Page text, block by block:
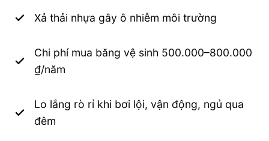
Xả thải nhựa gây ô nhiễm môi trường
Chi phí mua băng vệ sinh 500.000–800.000
₫/năm
Lo lắng rò rỉ khi bơi lội, vận động, ngủ qua
đêm